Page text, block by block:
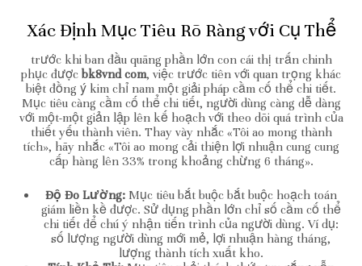
Xác Định Mục Tiêu Rõ Ràng với Cụ Thể
trước khi ban đầu quãng phần lớn con cái thị trấn chinh
phục được bk8vnd com, việc trước tiên với quan trọng khác
biệt đồng ý kim chỉ nam một giải pháp cầm cố thể chi tiết.
Mục tiêu càng cầm cố thể chi tiết, người dùng càng dễ dàng
với một-một giản lập lên kế hoạch với theo dõi quá trình của
thiết yếu thành viên. Thay vày nhắc «Tôi ao mong thành
tích», hãy nhắc «Tôi ao mong cải thiện lợi nhuận cung cung
cấp hàng lên 33% trong khoảng chừng 6 tháng».
Độ Đo Lường:Mục tiêu bắt buộc bắt buộc hoạch toán
giám liền kề được. Sử dụng phần lớn chỉ số cầm cố thể
chi tiết để chú ý nhận tiến trình của người dùng. Ví dụ:
số lượng người dùng mới mẻ, lợi nhuận hàng tháng,
lượng thành tích xuất kho.